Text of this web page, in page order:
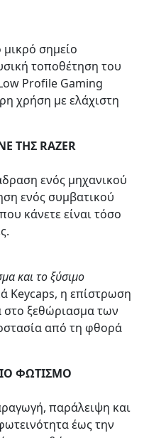
σημείο
τοποθέτηση του
Profile Gaming
χρήση με ελάχιστη
ΤΗΣ RAZER
ενός μηχανικού
ενός συμβατικού
κάνετε είναι τόσο
και το ξύσιμο
Keycaps, η επίστρωση
στο ξεθώριασμα των
από τη φθορά
ΦΩΤΙΣΜΟ
παράλειψη και
έως την